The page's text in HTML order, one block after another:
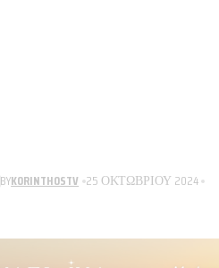
BYKORINTHOSTV 25 ΟΚΤΩΒΡΊΟΥ 2024